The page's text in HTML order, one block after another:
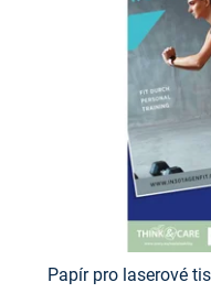
Papír pro laserové